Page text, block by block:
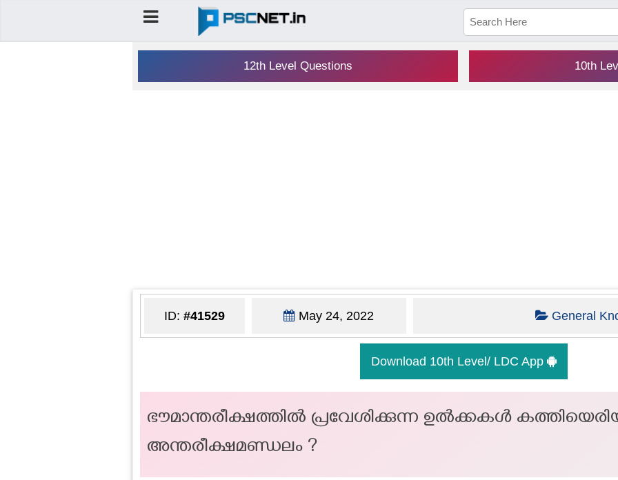
12th Level Questions 10th
ID: #41529 May 24, 2022 General
Download 10th Level/ LDC App
ഭൗമാന്തരീക്ഷത്തിൽ പ്രവേശിക്കുന്ന ഉൽക്കകൾ
അന്തരീക്ഷമണ്ഡലം ?